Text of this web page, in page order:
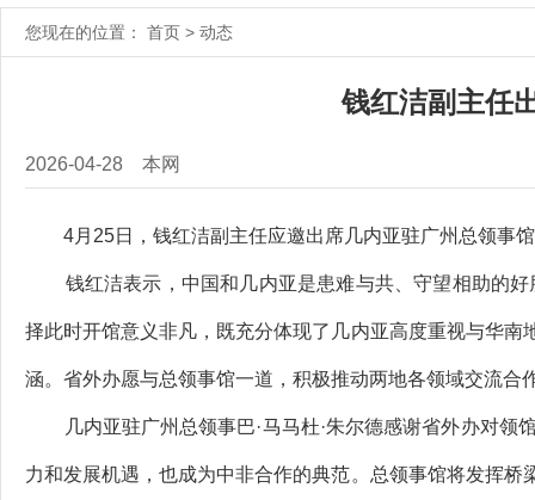
您现在的位置： 首页 > 动态
钱红洁副主任
2026-04-28 本网
4月25日，钱红洁副主任应邀出席几内亚驻广州总领事馆
钱红洁表示，中国和几内亚是患难与共、守望相助的好
择此时开馆意义非凡，既充分体现了几内亚高度重视与华
涵。省外办愿与总领事馆一道，积极推动两地各领域交流合
几内亚驻广州总领事巴·马马杜·朱尔德感谢省外办对领
力和发展机遇，也成为中非合作的典范。总领事馆将发挥